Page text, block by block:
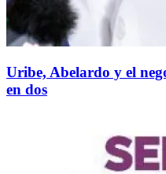
Uribe, Abelardo y el
en dos